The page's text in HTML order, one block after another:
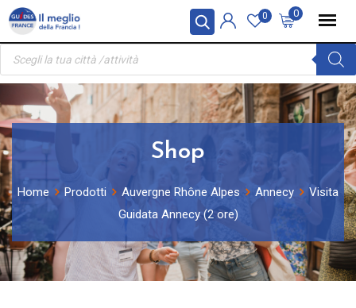
Pannello di gestione dei cookies
Skip
content
0
0
Ricerca
prodotti
Shop
Home Prodotti Auvergne Rhône Alpes Annecy
Visita
Guidata Annecy (2 ore)